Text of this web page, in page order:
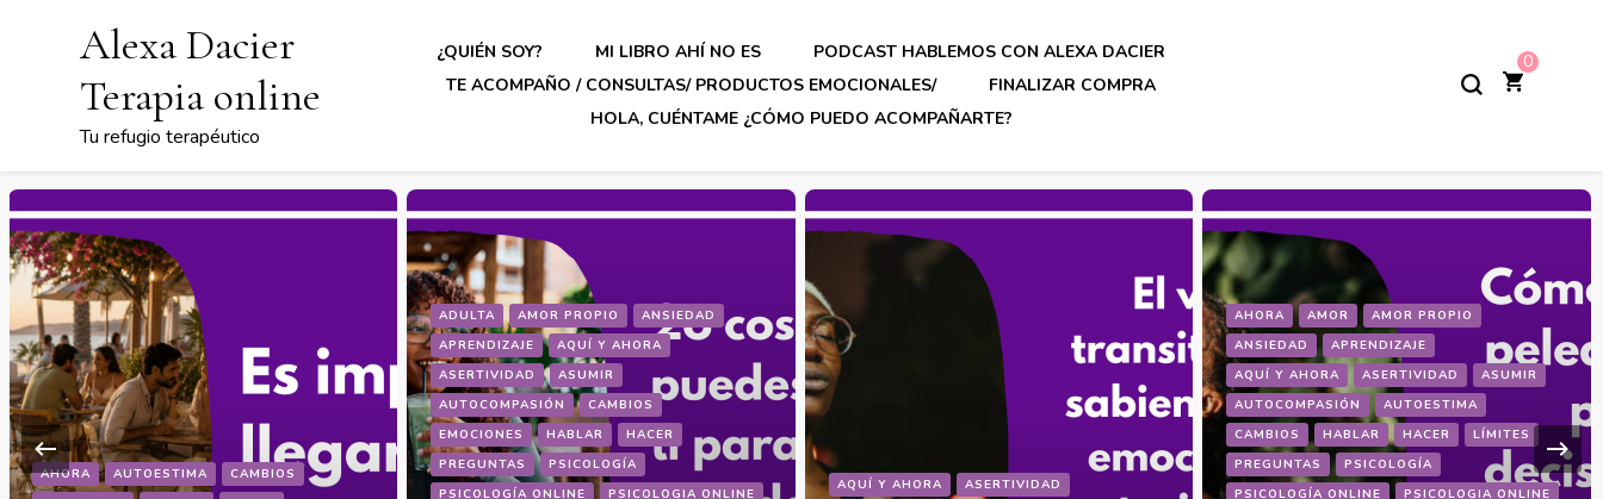
Alexa Dacier
Terapia online
Tu refugio terapéutico
¿QUIÉN SOY? MI LIBRO AHÍ NO ES
PODCAST HABLEMOS CON ALEXA DACIER
TE ACOMPAÑO / CONSULTAS/ PRODUCTOS EMOCIONALES/
FINALIZAR COMPRA
HOLA, CUÉNTAME ¿CÓMO PUEDO ACOMPAÑARTE?
0
AHORA AUTOESTIMA
CAMBIOS
ADULTA AMOR PROPIO
ANSIEDAD
APRENDIZAJE
AQUÍ Y AHORA
ASERTIVIDAD
ASUMIR
AUTOCOMPASIÓN
CAMBIOS
EMOCIONES
HABLAR
HACER
PREGUNTAS
PSICOLOGÍA
PSICOLOGÍA ONLINE
PSICOLOGIA ONLINE
AQUÍ Y AHORA
ASERTIVIDAD
AHORA AMOR
AMOR PROPIO
ANSIEDAD
APRENDIZAJE
AQUÍ Y AHORA
ASERTIVIDAD
ASUMIR
AUTOCOMPASIÓN
AUTOESTIMA
CAMBIOS
HABLAR HACER
LÍMITES
PREGUNTAS
PSICOLOGÍA
PSICOLOGÍA ONLINE
PSICOLOGIA ONLINE